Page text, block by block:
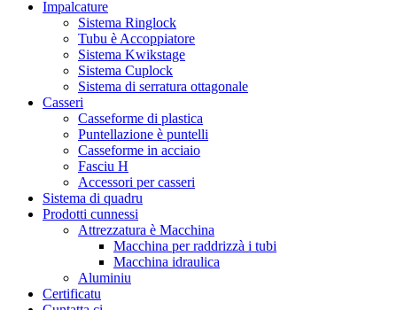
Impalcature
Sistema Ringlock
Tubu è Accoppiatore
Sistema Kwikstage
Sistema Cuplock
Sistema di serratura ottagonale
Casseri
Casseforme di plastica
Puntellazione è puntelli
Casseforme in acciaio
Fasciu H
Accessori per casseri
Sistema di quadru
Prodotti cunnessi
Attrezzatura è Macchina
Macchina per raddrizzà i tubi
Macchina idraulica
Aluminiu
Certificatu